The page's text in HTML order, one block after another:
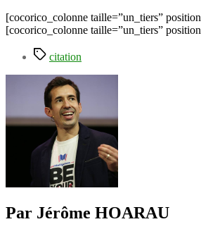
[cocorico_colonne taille=”un_tiers”
[cocorico_colonne taille=”un_tiers”
Étiquettes
citation
Par Jérôme HOARAU